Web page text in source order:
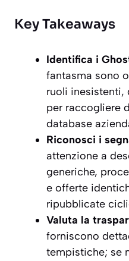
Key Takeaways
Identifica i
fantasma sono
ruoli inesistenti,
per raccogliere
database
Riconosci i
attenzione a
generiche,
e offerte
ripubblicate
Valuta la
forniscono
tempistiche; se